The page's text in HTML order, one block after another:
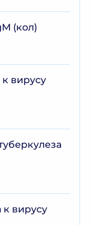
(кол)
вирусу
к вирусу